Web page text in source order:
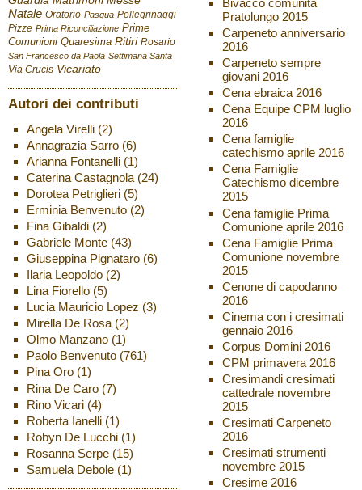
Natale Oratorio Pasqua Pellegrinaggi
Pizze Prima Riconciliazione Prime
Comunioni Quaresima Ritiri Rosario
San Francesco da Paola Settimana Santa
Via Crucis Vicariato
Autori dei contributi
Angela Virelli(2)
Annagrazia Sarro(6)
Arianna Fontanelli(1)
Caterina Castagnola(24)
Dorotea Petriglieri(5)
Erminia Benvenuto(2)
Fina Gibaldi(2)
Gabriele Monte(43)
Giuseppina Pignataro(6)
Ilaria Leopoldo(2)
Lina Fiorello(5)
Lucia Mauricio Lopez (3)
Mirella De Rosa(2)
Olmo Manzano(1)
Paolo Benvenuto(761)
Pina Oro(1)
Rina De Caro(7)
Rino Vicari(4)
Roberta Ianelli(1)
Robyn De Lucchi(1)
Rosanna Serpe(15)
Samuela Debole(1)
Bivacco comunità
Pratolungo 2015
Carpeneto anniversario
2016
Carpeneto sempre
giovani 2016
Cena ebraica 2016
Cena Equipe CPM luglio
2016
Cena famiglie
catechismo aprile 2016
Cena Famiglie
Catechismo dicembre
2015
Cena famiglie Prima
Comunione aprile 2016
Cena Famiglie Prima
Comunione novembre
2015
Cenone di capodanno
2016
Cinema con i cresimati
gennaio 2016
Corpus Domini 2016
CPM primavera 2016
Cresimandi cresimati
cattedrale novembre
2015
Cresimati Carpeneto
2016
Cresimati strumenti
novembre 2015
Cresime 2016